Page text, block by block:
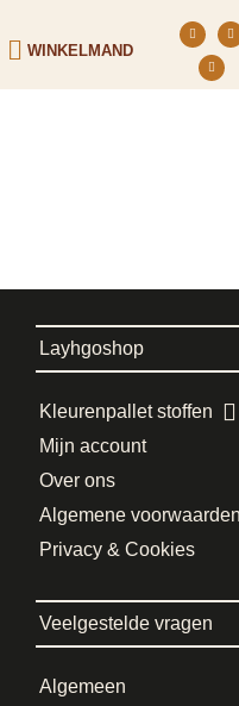
WINKELMAND
Layhgoshop
Kleurenpallet stoffen
Mijn account
Over ons
Algemene voorwaarden
Privacy & Cookies
Veelgestelde vragen
Algemeen